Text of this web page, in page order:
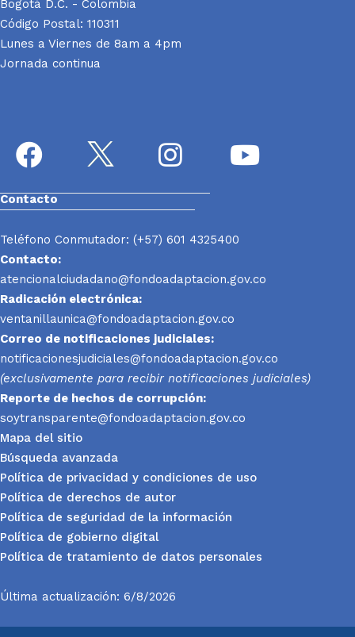
Bogotá D.C. - Colombia
Código Postal: 110311
Lunes a Viernes de 8am a 4pm
Jornada continua
Contacto
Teléfono Conmutador: (+57) 601 4325400
Contacto:
atencionalciudadano@fondoadaptacion.gov.co
Radicación electrónica:
ventanillaunica@fondoadaptacion.gov.co
Correo de notificaciones judiciales:
notificacionesjudiciales@fondoadaptacion.gov.co
(exclusivamente para recibir notificaciones judiciales)
Reporte de hechos de corrupción:
soytransparente@fondoadaptacion.gov.co
Mapa del sitio
Búsqueda avanzada
Política de privacidad y condiciones de uso
Política de derechos de autor
Política de seguridad de la información
Política de gobierno digital
Política de tratamiento de datos personales
Última actualización: 6/8/2026